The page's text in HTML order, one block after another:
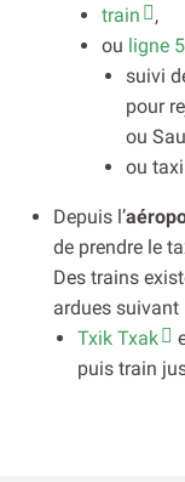
train
,
ou ligne
suivi
pour
ou
ou
Depuis l’
de prendre le
Des trains
ardues suivant
Txik Txak
puis train